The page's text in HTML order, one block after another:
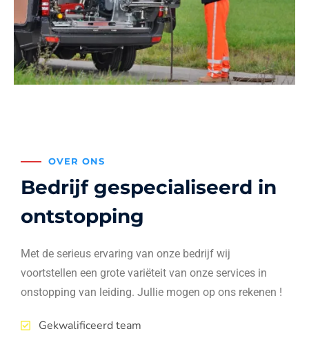
OVER ONS
Bedrijf gespecialiseerd in
ontstopping
Met de serieus ervaring van onze bedrijf wij
voortstellen een grote variëteit van onze services in
onstopping van leiding. Jullie mogen op ons rekenen !
Gekwalificeerd team